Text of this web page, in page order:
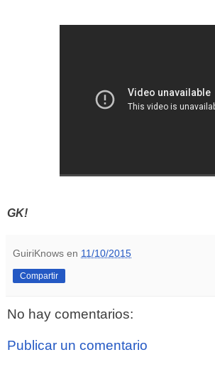
GK!
GuiriKnows en 11/10/2015
Compartir
No hay comentarios:
Publicar un comentario